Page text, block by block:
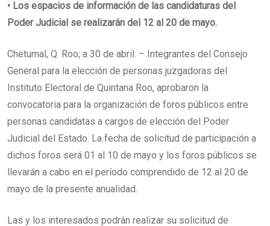
• Los espacios de información de las candidaturas del
Poder Judicial se realizarán del 12 al 20 de mayo.
Chetumal, Q. Roo; a 30 de abril. – Integrantes del Consejo
General para la elección de personas juzgadoras del
Instituto Electoral de Quintana Roo, aprobaron la
convocatoria para la organización de foros públicos entre
personas candidatas a cargos de elección del Poder
Judicial del Estado. La fecha de solicitud de participación a
dichos foros será 01 al 10 de mayo y los foros públicos se
llevarán a cabo en el período comprendido de 12 al 20 de
mayo de la presente anualidad.
Las y los interesados podrán realizar su solicitud de